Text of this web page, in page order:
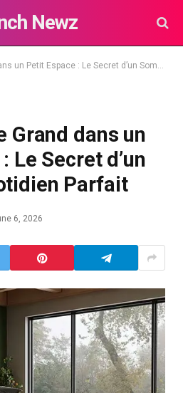
Newz
Espace : Le Secret d’un Sommeil Quotidien Parfait
Grand dans un
Le Secret d’un
Parfait
6, 2026